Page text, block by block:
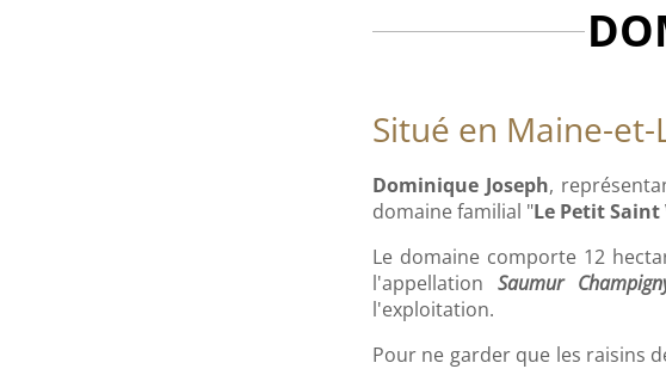
Situé en Maine-
Dominique Joseph,
domaine familial "Le Petit
Le domaine comporte 12
l'appellationSaumur
l'exploitation.
Pour ne garder que les raisins